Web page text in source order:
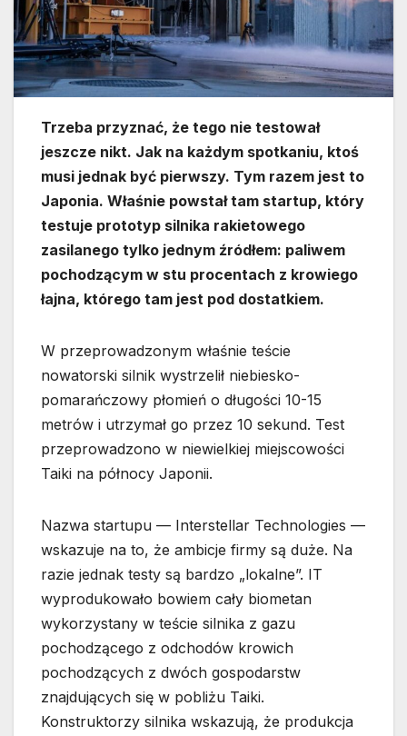
Trzeba przyznać, że tego nie testował
jeszcze nikt. Jak na każdym spotkaniu, ktoś
musi jednak być pierwszy. Tym razem jest to
Japonia. Właśnie powstał tam startup, który
testuje prototyp silnika rakietowego
zasilanego tylko jednym źródłem: paliwem
pochodzącym w stu procentach z krowiego
łajna, którego tam jest pod dostatkiem.
W przeprowadzonym właśnie teście
nowatorski silnik wystrzelił niebiesko-
pomarańczowy płomień o długości 10-15
metrów i utrzymał go przez 10 sekund. Test
przeprowadzono w niewielkiej miejscowości
Taiki na północy Japonii.
Nazwa startupu — Interstellar Technologies —
wskazuje na to, że ambicje firmy są duże. Na
razie jednak testy są bardzo „lokalne”. IT
wyprodukowało bowiem cały biometan
wykorzystany w teście silnika z gazu
pochodzącego z odchodów krowich
pochodzących z dwóch gospodarstw
znajdujących się w pobliżu Taiki.
Konstruktorzy silnika wskazują, że produkcja